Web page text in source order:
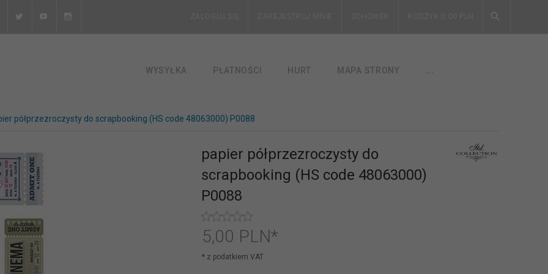
ZALOGUJ SIĘ ZAREJESTRUJ MNIE SCHOWEK KOSZYK
WYSYŁKA PŁATNOŚCI HURT MAPA STRONY
półprzezroczysty do scrapbooking (HS code 48063000) P0088
papier półprzezroczysty do
scrapbooking (HS code 48063000)
P0088
5,00 PLN*
* z podatkiem VAT